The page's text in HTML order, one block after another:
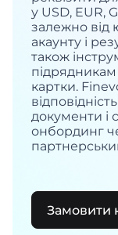
у USD, EUR,
залежно від
акаунту і
також
підрядникам
картки.
документи і
онбординг
Замовити